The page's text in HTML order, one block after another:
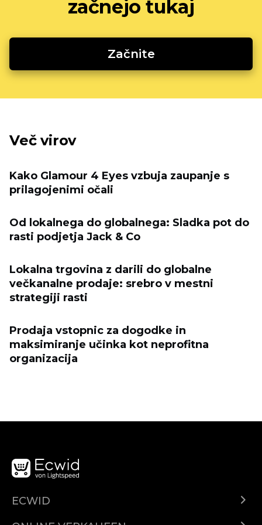
začnejo tukaj
Začnite
Več virov
Kako Glamour 4 Eyes vzbuja zaupanje s
prilagojenimi očali
Od lokalnega do globalnega: Sladka pot do
rasti podjetja Jack & Co
Lokalna trgovina z darili do globalne
večkanalne prodaje: srebro v mestni
strategiji rasti
Prodaja vstopnic za dogodke in
maksimiranje učinka kot neprofitna
organizacija
ECWID